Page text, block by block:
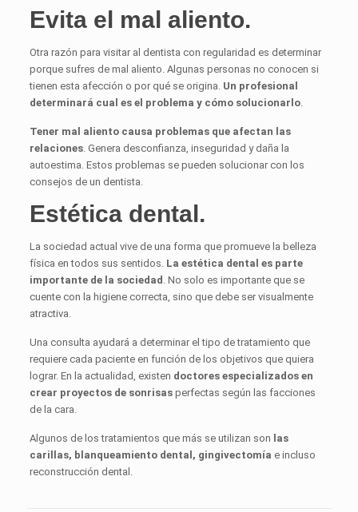
Evita el mal aliento.
Otra razón para visitar al dentista con regularidad es determinar
porque sufres de mal aliento. Algunas personas no conocen si
tienen esta afección o por qué se origina. Un profesional
determinará cual es el problema y cómo solucionarlo.
Tener mal aliento causa problemas que afectan las
relaciones. Genera desconfianza, inseguridad y daña la
autoestima. Estos problemas se pueden solucionar con los
consejos de un dentista.
Estética dental.
La sociedad actual vive de una forma que promueve la belleza
física en todos sus sentidos. La estética dental es parte
importante de la sociedad . No solo es importante que se
cuente con la higiene correcta, sino que debe ser visualmente
atractiva.
Una consulta ayudará a determinar el tipo de tratamiento que
requiere cada paciente en función de los objetivos que quiera
lograr. En la actualidad, existen doctores especializados en
crear proyectos de sonrisas perfectas según las facciones
de la cara.
Algunos de los tratamientos que más se utilizan son las
carillas, blanqueamiento dental, gingivectomía e incluso
reconstrucción dental.